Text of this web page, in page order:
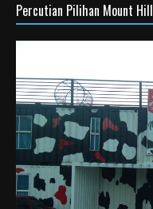
Percutian Pilihan Mount